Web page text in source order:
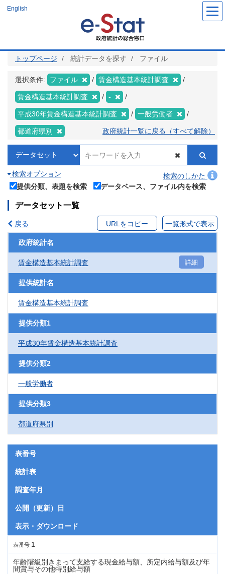
ツ
English
トップページ 統計データを探す ファイル
選択条件: ファイル 賃金構造基本統計調査
賃金構造基本統計調査 -
平成30年賃金構造基本統計調査 一般労働者
都道府県別 政府統計一覧に戻る（すべて解除）
検索オプション
検索のしかた
提供分類、表題を検索
データベース、ファイル内を検索
データセット一覧
戻る URLをコピー 一覧形式で表示
政府統計名
賃金構造基本統計調査 詳細
提供統計名
賃金構造基本統計調査
提供分類1
平成30年賃金構造基本統計調査
提供分類2
一般労働者
提供分類3
都道府県別
表番号
統計表
調査年月
公開（更新）日
表示・ダウンロード
表番号 1
年齢階級別きまって支給する現金給与額、所定内給与額及び年
間賞与その他特別給与額